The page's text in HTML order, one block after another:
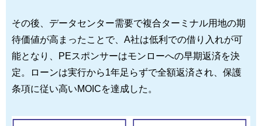
その後、データセンター需要で複合ターミナル用地の期
待価値が高まったことで、A社は低利での借り入れが可
能となり、PEスポンサーはモンローへの早期返済を決
定。ローンは実行から1年足らずで全額返済され、保護
条項に従い高いMOICを達成した。